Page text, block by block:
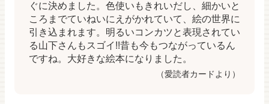
ぐに決めました。色使いもきれいだし、細かいと
ころまでていねいにえがかれていて、絵の世界に
引き込まれます。明るいコンカツと表現されてい
る山下さんもスゴイ!!昔も今もつながっているん
ですね。大好きな絵本になりました。
（愛読者カードより）